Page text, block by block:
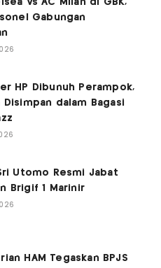
Vs AC Milan di GBK,
Gabungan
HP Dibunuh Perampok,
Disimpan dalam Bagasi
Utomo Resmi Jabat
Brigif 1 Marinir
HAM Tegaskan BPJS